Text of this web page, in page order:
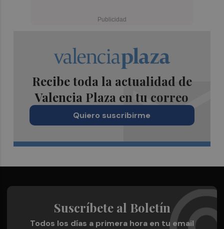
Recibe toda la actualidad de
Valencia Plaza en tu correo
Quiero suscribirme
Suscríbete al Boletín
Todos los días a primera hora en tu email